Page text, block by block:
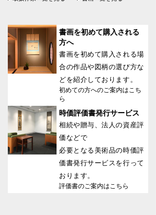
書画を初めて購入される
方へ
書画を初めて購入される場
合の作品や図柄の選び方な
どを紹介しております。
初めての方へのご案内はこち
ら
時価評価書発行サービス
相続や贈与、法人の資産評
価などで
必要となる美術品の時価評
価書発行サービスを行って
おります。
評価書のご案内はこちら